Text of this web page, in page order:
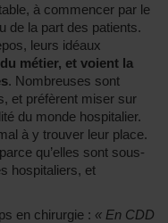
à commencer par le
de la part des patients.
leurs idéaux
métier, et voient la
. Nombreuses sont
et préfèrent miser sur
du monde hospitalier.
à y trouver leur place.
qu’elles sont sous-
hospitaliers, et
en chirurgie : « En CDD